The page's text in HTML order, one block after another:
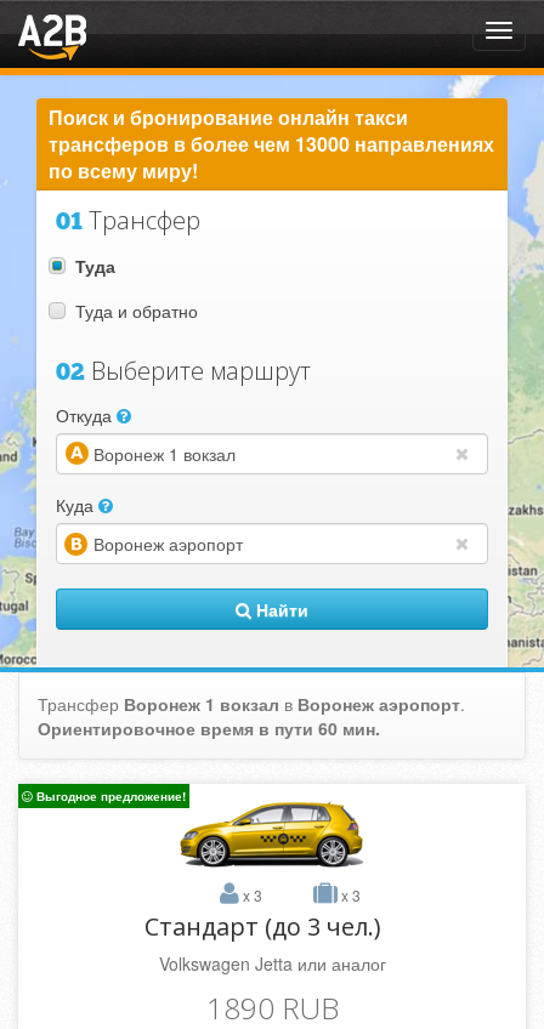
Поиск и бронирование онлайн такси
трансферов в более чем 13000 направлениях
по всему миру!
01 Трансфер
Туда
Туда и обратно
02 Выберите маршрут
Откуда
Куда
Найти
Трансфер Воронеж 1 вокзал в Воронеж аэропорт.
Ориентировочное время в пути 60 мин.
Выгодное предложение!
x 3 x 3
Стандарт (до 3 чел.)
Volkswagen Jetta или аналог
1890 RUB